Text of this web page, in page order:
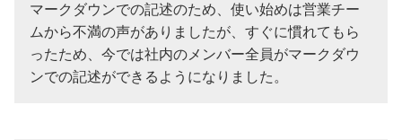
マークダウンでの記述のため、使い始めは営業チー
ムから不満の声がありましたが、すぐに慣れてもら
ったため、今では社内のメンバー全員がマークダウ
ンでの記述ができるようになりました。